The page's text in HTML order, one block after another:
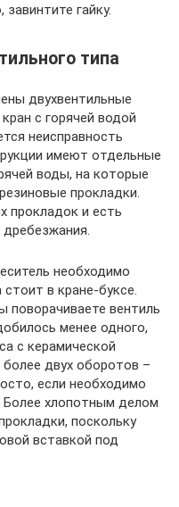
завинтите гайку.
типа
двухвентильные
с горячей водой
неисправность
имеют отдельные
воды, на которые
прокладки.
прокладок и есть
необходимо
в кране-буксе.
поворачиваете вентиль
менее одного,
с керамической
двух оборотов –
если необходимо
Более хлопотным делом
поскольку
вставкой под